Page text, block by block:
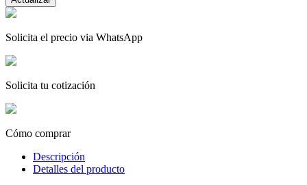
Solicita el precio via WhatsApp
Solicita tu cotización
Cómo comprar
Descripción
Detalles del producto